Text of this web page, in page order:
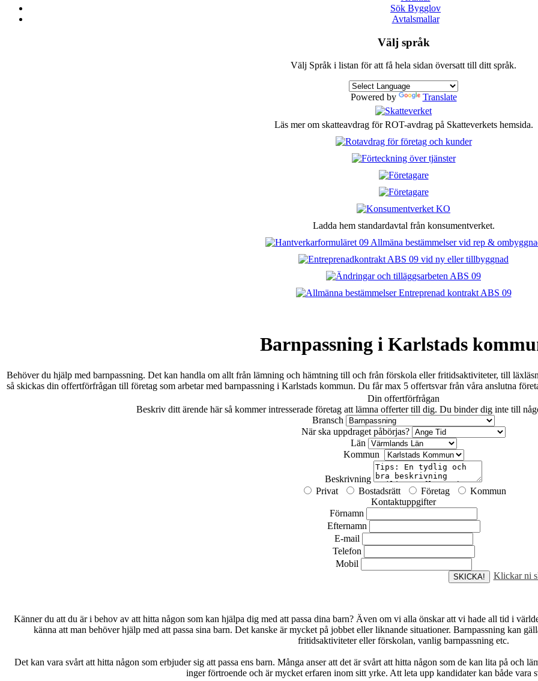
Sök Bygglov
Avtalsmallar
Välj språk
Välj Språk i listan för att få hela sidan översatt till ditt språk.
Powered by Translate
Läs mer om skatteavdrag för ROT-avdrag på Skatteverkets hemsida.
Ladda hem standardavtal från konsumentverket.
Barnpassning i Karlstads
Behöver du hjälp med barnpassning. Det kan handla om allt från lämning och hämtning till och från förskola eller fritidsaktiviteter, till
så skickas din offertförfrågan till företag som arbetar med barnpassning i Karlstads kommun. Du får max 5 offertsvar från våra anslutna
Din offertförfrågan
Beskriv ditt ärende här så kommer intresserade företag att lämna offerter till dig. Du binder dig inte till
Bransch
När ska uppdraget påbörjas?
Län
Kommun
Beskrivning
Privat
Bostadsrätt Företag
Kommun
Kontaktuppgifter
Förnamn
Efternamn
E-mail
Telefon
Mobil
Klickar ni
Känner du att du är i behov av att hitta någon som kan hjälpa dig med att passa dina barn? Även om vi alla önskar att vi hade all tid i
känna att man behöver hjälp med att passa sina barn. Det kanske är mycket på jobbet eller liknande situationer. Barnpassning kan
fritidsaktiviteter eller förskolan, vanlig barnpassning etc.
Det kan vara svårt att hitta någon som erbjuder sig att passa ens barn. Många anser att det är svårt att hitta någon som de kan lita på och
inger förtroende och är mycket erfaren inom sitt yrke. Att leta upp kandidater kan både vara